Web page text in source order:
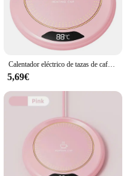
Calentador eléctrico de tazas de café, posavasos con termostato para viajes y oficina, apagado automático, para escritorio, bebidas, té, agua, leche
5,69€